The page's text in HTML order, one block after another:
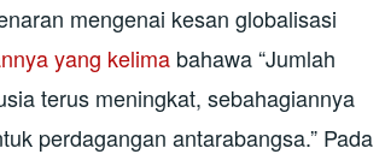
mengenai kesan globalisasi
yang kelima bahawa “Jumlah
terus meningkat, sebahagiannya
perdagangan antarabangsa.” Pada